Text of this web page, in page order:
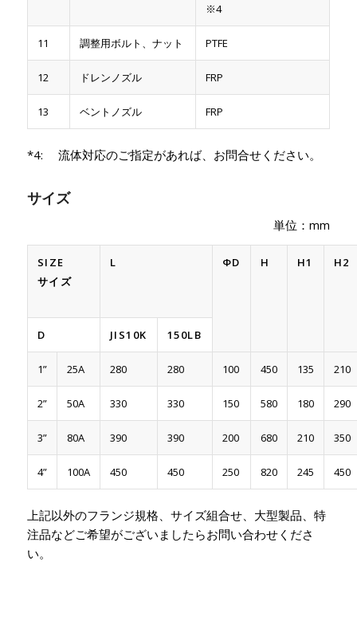
※4
11 調整用ボルト、ナット PTFE
12 ドレンノズル FRP
13 ベントノズル FRP
*4: 流体対応のご指定があれば、お問合せください。
サイズ
単位：mm
SIZE
サイズ
L ΦD H H1 H2
D JIS10K 150LB
1” 25A 280 280 100 450 135 210
2” 50A 330 330 150 580 180 290
3” 80A 390 390 200 680 210 350
4” 100A 450 450 250 820 245 450
上記以外のフランジ規格、サイズ組合せ、大型製品、特
注品などご希望がございましたらお問い合わせくださ
い。